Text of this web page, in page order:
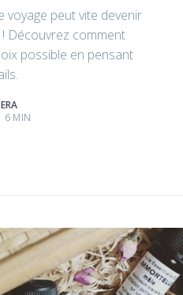
voyage peut vite devenir
Découvrez comment
possible en pensant
6 MIN